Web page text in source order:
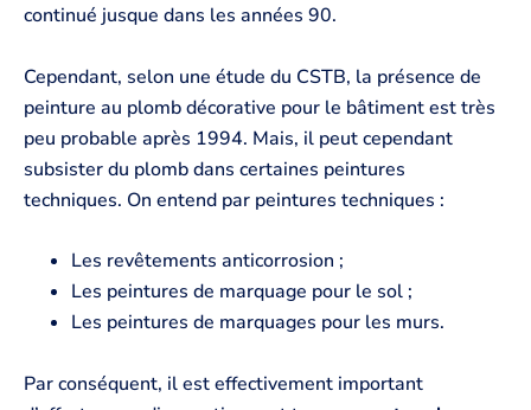
continué jusque dans les années 90.
Cependant, selon une étude du CSTB, la présence de
peinture au plomb décorative pour le bâtiment est très
peu probable après 1994. Mais, il peut cependant
subsister du plomb dans certaines peintures
techniques. On entend par peintures techniques :
Les revêtements anticorrosion ;
Les peintures de marquage pour le sol ;
Les peintures de marquages pour les murs.
Par conséquent, il est effectivement important